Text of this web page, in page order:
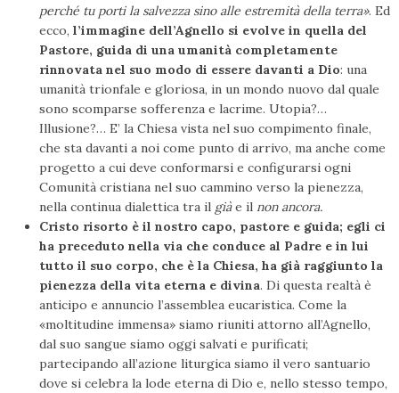
perché tu porti la salvezza sino alle estremità della terra». Ed
ecco, l’immagine dell’Agnello si evolve in quella del
Pastore, guida di una umanità completamente
rinnovata nel suo modo di essere davanti a Dio: una
umanità trionfale e gloriosa, in un mondo nuovo dal quale
sono scomparse sofferenza e lacrime. Utopia?…
Illusione?… E’ la Chiesa vista nel suo compimento finale,
che sta davanti a noi come punto di arrivo, ma anche come
progetto a cui deve conformarsi e configurarsi ogni
Comunità cristiana nel suo cammino verso la pienezza,
nella continua dialettica tra il giàe il non ancora.
Cristo risorto è il nostro capo, pastore e guida; egli ci
ha preceduto nella via che conduce al Padre e in lui
tutto il suo corpo, che è la Chiesa, ha già raggiunto la
pienezza della vita eterna e divina. Di questa realtà è
anticipo e annuncio l’assemblea eucaristica. Come la
«moltitudine immensa» siamo riuniti attorno all’Agnello,
dal suo sangue siamo oggi salvati e purificati;
partecipando all’azione liturgica siamo il vero santuario
dove si celebra la lode eterna di Dio e, nello stesso tempo,